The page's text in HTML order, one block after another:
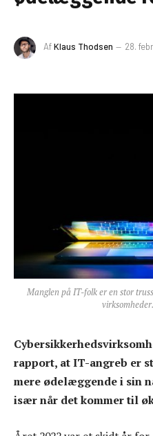
AfKlaus Thodsen 28.
Manglen på IT-folk er en stor
rapport, at IT-angreb er
mere ødelæggende i sin
især når det kommer til